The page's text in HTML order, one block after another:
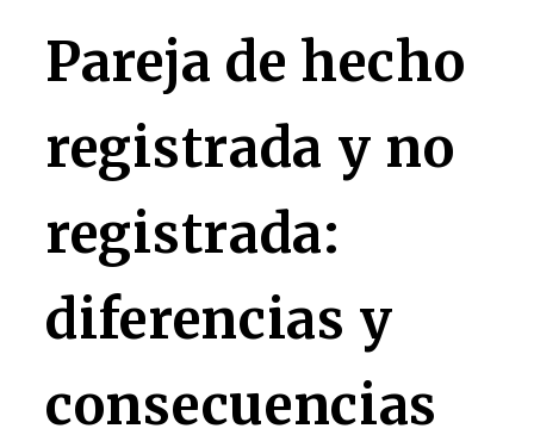
Pareja de hecho
registrada y no
registrada:
diferencias y
consecuencias